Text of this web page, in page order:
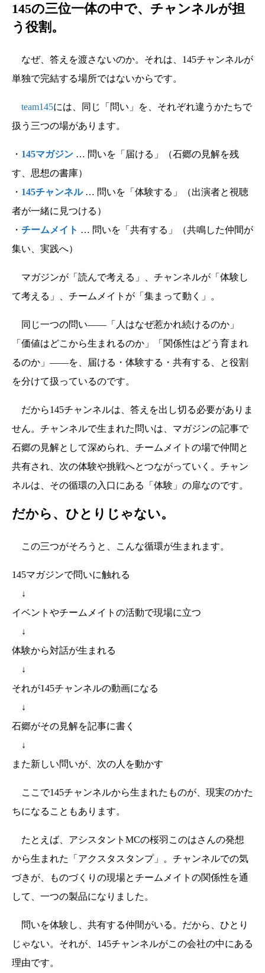
145の三位一体の中で、チャンネルが担
う役割。
なぜ、答えを渡さないのか。それは、145チャンネルが
単独で完結する場所ではないからです。
team145には、同じ「問い」を、それぞれ違うかたちで
扱う三つの場があります。
・ 145マガジン … 問いを「届ける」（石郷の見解を残
す、思想の書庫）
・ 145チャンネル… 問いを「体験する」（出演者と視聴
者が一緒に見つける）
・ チームメイト … 問いを「共有する」（共鳴した仲間が
集い、実践へ）
マガジンが「読んで考える」、チャンネルが「体験し
て考える」、チームメイトが「集まって動く」。
同じ一つの問い――「人はなぜ惹かれ続けるのか」
「価値はどこから生まれるのか」「関係性はどう育まれ
るのか」――を、届ける・体験する・共有する、と役割
を分けて扱っているのです。
だから145チャンネルは、答えを出し切る必要がありま
せん。チャンネルで生まれた問いは、マガジンの記事で
石郷の見解として深められ、チームメイトの場で仲間と
共有され、次の体験や挑戦へとつながっていく。チャン
ネルは、その循環の入口にある「体験」の扉なのです。
だから、ひとりじゃない。
この三つがそろうと、こんな循環が生まれます。
145マガジンで問いに触れる
↓
イベントやチームメイトの活動で現場に立つ
↓
体験から対話が生まれる
↓
それが145チャンネルの動画になる
↓
石郷がその見解を記事に書く
↓
また新しい問いが、次の人を動かす
ここで145チャンネルから生まれたものが、現実のかた
ちになることもあります。
たとえば、アシスタントMCの桜羽このはさんの発想
から生まれた「アクスタスタンプ」。チャンネルでの気
づきが、ものづくりの現場とチームメイトの関係性を通
して、一つの製品になりました。
問いを体験し、共有する仲間がいる。だから、ひとり
じゃない。それが、145チャンネルがこの会社の中にある
理由です。